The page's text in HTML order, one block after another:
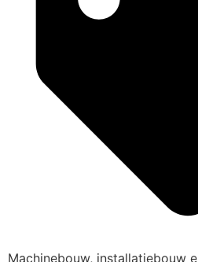
Machinebouw, installatiebouw